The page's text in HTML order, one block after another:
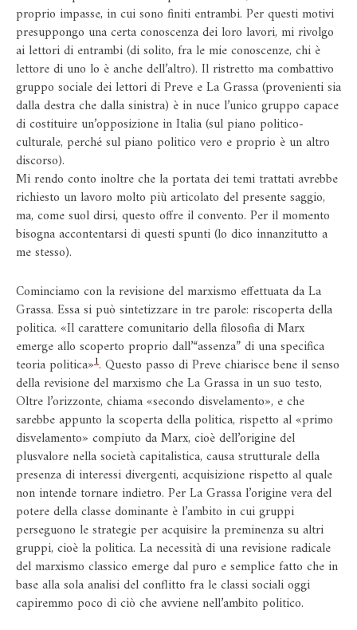
proprio impasse, in cui sono finiti entrambi. Per questi motivi
presuppongo una certa conoscenza dei loro lavori, mi rivolgo
ai lettori di entrambi (di solito, fra le mie conoscenze, chi è
lettore di uno lo è anche dell’altro). Il ristretto ma combattivo
gruppo sociale dei lettori di Preve e La Grassa (provenienti sia
dalla destra che dalla sinistra) è in nuce l’unico gruppo capace
di costituire un’opposizione in Italia (sul piano politico-
culturale, perché sul piano politico vero e proprio è un altro
discorso).
Mi rendo conto inoltre che la portata dei temi trattati avrebbe
richiesto un lavoro molto più articolato del presente saggio,
ma, come suol dirsi, questo offre il convento. Per il momento
bisogna accontentarsi di questi spunti (lo dico innanzitutto a
me stesso).
Cominciamo con la revisione del marxismo effettuata da La
Grassa. Essa si può sintetizzare in tre parole: riscoperta della
politica. «Il carattere comunitario della filosofia di Marx
emerge allo scoperto proprio dall’“assenza” di una specifica
teoria politica»1. Questo passo di Preve chiarisce bene il senso
della revisione del marxismo che La Grassa in un suo testo,
Oltre l’orizzonte, chiama «secondo disvelamento», e che
sarebbe appunto la scoperta della politica, rispetto al «primo
disvelamento» compiuto da Marx, cioè dell’origine del
plusvalore nella società capitalistica, causa strutturale della
presenza di interessi divergenti, acquisizione rispetto al quale
non intende tornare indietro. Per La Grassa l’origine vera del
potere della classe dominante è l’ambito in cui gruppi
perseguono le strategie per acquisire la preminenza su altri
gruppi, cioè la politica. La necessità di una revisione radicale
del marxismo classico emerge dal puro e semplice fatto che in
base alla sola analisi del conflitto fra le classi sociali oggi
capiremmo poco di ciò che avviene nell’ambito politico.